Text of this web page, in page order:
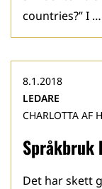
countries?” I …
Språkbruk
8.1.2018
LEDARE
CHARLOTTA AF
Det har skett